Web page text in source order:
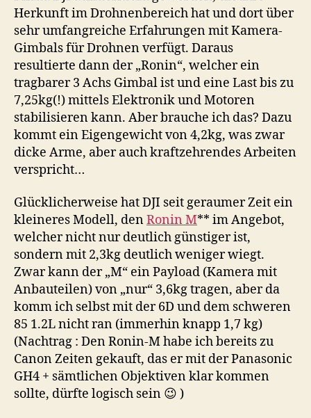
Herkunft im Drohnenbereich hat und dort über
sehr umfangreiche Erfahrungen mit Kamera-
Gimbals für Drohnen verfügt. Daraus
resultierte dann der „Ronin“, welcher ein
tragbarer 3 Achs Gimbal ist und eine Last bis zu
7,25kg(!) mittels Elektronik und Motoren
stabilisieren kann. Aber brauche ich das? Dazu
kommt ein Eigengewicht von 4,2kg, was zwar
dicke Arme, aber auch kraftzehrendes Arbeiten
verspricht…
Glücklicherweise hat DJI seit geraumer Zeit ein
kleineres Modell, denRonin M** im Angebot,
welcher nicht nur deutlich günstiger ist,
sondern mit 2,3kg deutlich weniger wiegt.
Zwar kann der „M“ ein Payload (Kamera mit
Anbauteilen) von „nur“ 3,6kg tragen, aber da
komm ich selbst mit der 6D und dem schweren
85 1.2L nicht ran (immerhin knapp 1,7 kg)
(Nachtrag : Den Ronin-M habe ich bereits zu
Canon Zeiten gekauft, das er mit der Panasonic
GH4 + sämtlichen Objektiven klar kommen
sollte, dürfte logisch sein 😉 )